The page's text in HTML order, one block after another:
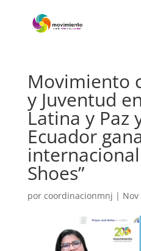
Movimiento
y Juventud
Latina y Paz
Ecuador
Shoes”
por coordinacionmnj | Nov